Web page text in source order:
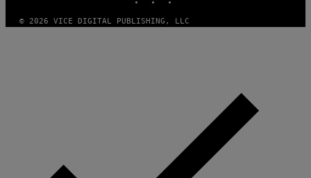
© 2026 VICE DIGITAL PUBLISHING, LLC